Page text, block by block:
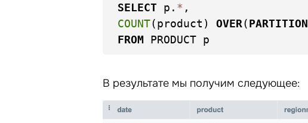
SELECT p. *
COUNT(product) OVER(PARTITION
FROM
В результате мы получим следующее: